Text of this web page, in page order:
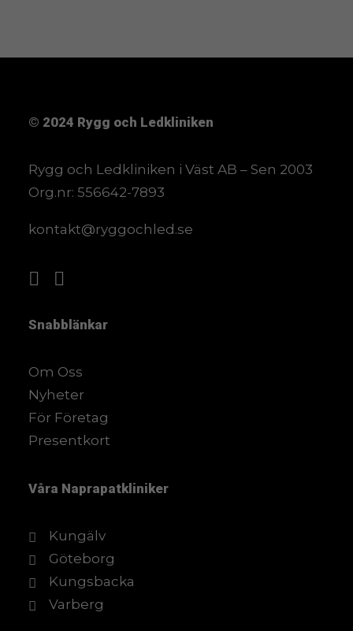
© 2024 Rygg och Ledkliniken
Rygg och Ledkliniken i Väst AB – Sen 2003
Org.nr: 556642-7893
kontakt@ryggochled.se
Snabblänkar
Om Oss
Nyheter
För Företag
Presentkort
Våra Naprapatkliniker
Kungälv
Göteborg
Kungsbacka
Varberg